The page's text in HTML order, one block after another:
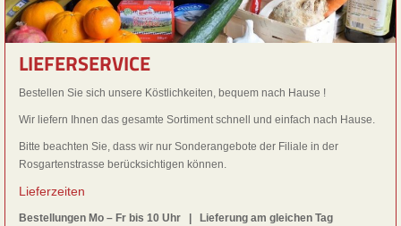
LIEFERSERVICE
Bestellen Sie sich unsere Köstlichkeiten, bequem nach Hause !
Wir liefern Ihnen das gesamte Sortiment schnell und einfach nach Hause.
Bitte beachten Sie, dass wir nur Sonderangebote der Filiale in der
Rosgartenstrasse berücksichtigen können.
Lieferzeiten
Bestellungen Mo – Fr bis 10 Uhr | Lieferung am gleichen Tag